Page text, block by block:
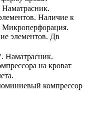
Наличие к
Микроперфорация.
элементов. Дв
Наматрасник.
на кроват
компрессор